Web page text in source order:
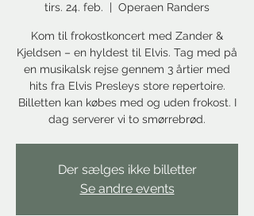
tirs. 24. feb.
  |
Operaen Randers
Kom til frokostkoncert med Zander &
Kjeldsen – en hyldest til Elvis. Tag med på
en musikalsk rejse gennem 3 årtier med
hits fra Elvis Presleys store repertoire.
Billetten kan købes med og uden frokost. I
dag serverer vi to smørrebrød.
Der sælges ikke billetter
Se andre events